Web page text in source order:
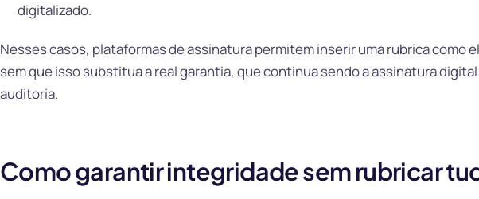
digitalizado.
Nesses casos, plataformas de assinatura permitem inserir uma rubrica como
sem que isso substitua a real garantia, que continua sendo a assinatura
auditoria.
Como garantir integridade sem rubricar